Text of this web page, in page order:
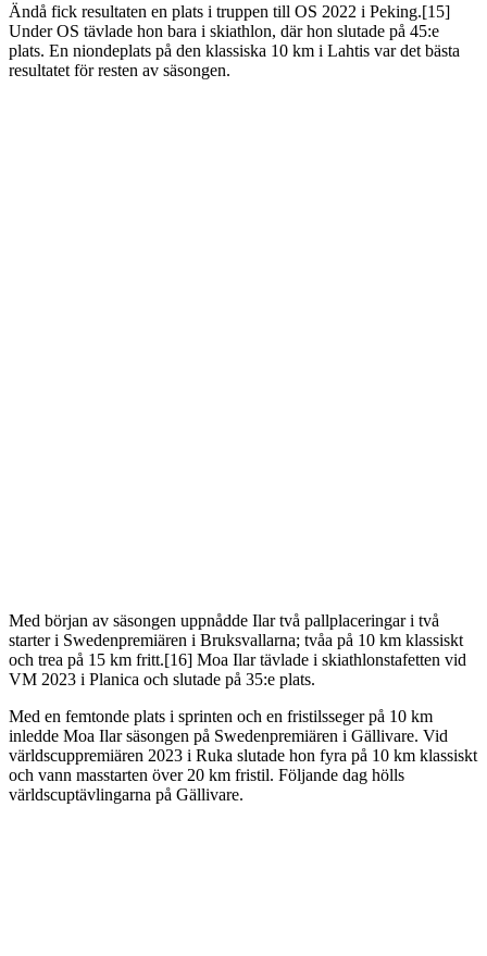
Ändå fick resultaten en plats i truppen till OS 2022 i Peking.[15]
Under OS tävlade hon bara i skiathlon, där hon slutade på 45:e
plats. En niondeplats på den klassiska 10 km i Lahtis var det bästa
resultatet för resten av säsongen.
Med början av säsongen uppnådde Ilar två pallplaceringar i två
starter i Swedenpremiären i Bruksvallarna; tvåa på 10 km klassiskt
och trea på 15 km fritt.[16] Moa Ilar tävlade i skiathlonstafetten vid
VM 2023 i Planica och slutade på 35:e plats.
Med en femtonde plats i sprinten och en fristilsseger på 10 km
inledde Moa Ilar säsongen på Swedenpremiären i Gällivare. Vid
världscuppremiären 2023 i Ruka slutade hon fyra på 10 km klassiskt
och vann masstarten över 20 km fristil. Följande dag hölls
världscuptävlingarna på Gällivare.